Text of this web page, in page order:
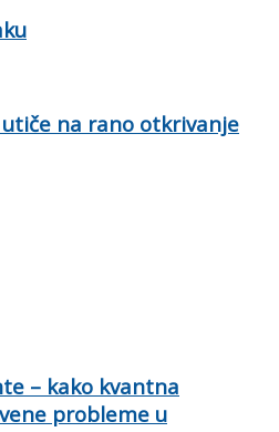
na rano otkrivanje
– kako kvantna
probleme u